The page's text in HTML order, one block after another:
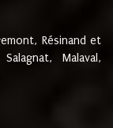
Résinand et
Malaval,